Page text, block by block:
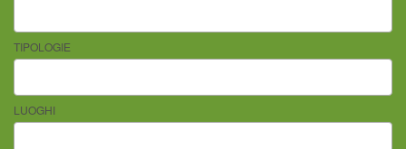
TIPOLOGIE
LUOGHI